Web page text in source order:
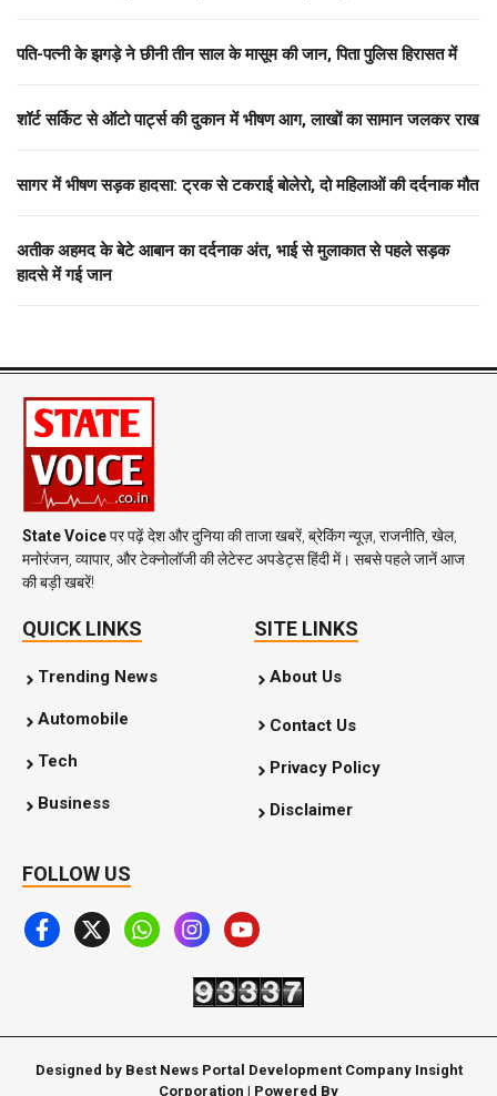
पति-पत्नी के झगड़े ने छीनी तीन साल के मासूम की जान, पिता पुलिस हिरासत में
शॉर्ट सर्किट से ऑटो पार्ट्स की दुकान में भीषण आग, लाखों का सामान जलकर राख
सागर में भीषण सड़क हादसा: ट्रक से टकराई बोलेरो, दो महिलाओं की दर्दनाक मौत
अतीक अहमद के बेटे आबान का दर्दनाक अंत, भाई से मुलाकात से पहले सड़क
हादसे में गई जान
State Voiceपर पढ़ें देश और दुनिया की ताजा खबरें, ब्रेकिंग न्यूज़, राजनीति, खेल,
मनोरंजन, व्यापार, और टेक्नोलॉजी की लेटेस्ट अपडेट्स हिंदी में। सबसे पहले जानें आज
की बड़ी खबरें!
QUICK LINKS
Trending News
Automobile
Tech
Business
SITE LINKS
About Us
Contact Us
Privacy Policy
Disclaimer
FOLLOW US
Designed by Best News Portal Development Company Insight
Corporation | Powered By